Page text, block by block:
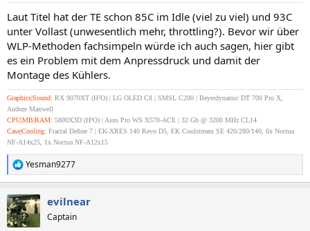
Laut Titel hat der TE schon 85C im Idle (viel zu viel) und 93C
unter Vollast (unwesentlich mehr, throttling?). Bevor wir über
WLP-Methoden fachsimpeln würde ich auch sagen, hier gibt
es ein Problem mit dem Anpressdruck und damit der
Montage des Kühlers.
Graphics|Sound: RX 9070XT (H²O) | LG OLED C8 | SMSL C200 | Beyerdynamic DT 700 Pro X,
Audeze Maxwell
CPU|MB|RAM: 5800X3D (H²O) | Asus Pro WS X570-ACE | 32 Gb @ 3200 MHz CL14
Case|Cooling: Fractal Define 7 | EK-XRES 140 Revo D5, EK Coolstream SE 420/280/140, 6x Noctua
NF-A14x25, 1x Noctua NF-A12x15
R
e
k
t
i
Yesman9277
evilnear
Captain